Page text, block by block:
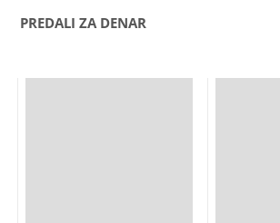
PREDALI ZA DENAR